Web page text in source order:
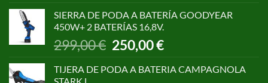
era:
1.055,00 €.
es:
SIERRA DE PODA A BATERÍA GOODYEAR
450W+ 2 BATERÍAS 16,8V.
299,00€ El
precio
original
250,00€El
precio
actual
TIJERA DE PODA A BATERIA CAMPAGNOLA